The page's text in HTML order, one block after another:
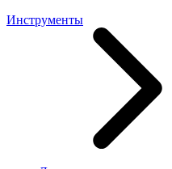
Инструменты